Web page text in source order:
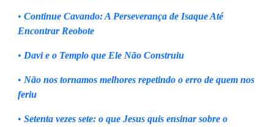
• Continue Cavando: A Perseverança de Isaque Até
Encontrar Reobote
• Davi e o Templo que Ele Não Construiu
• Não nos tornamos melhores repetindo o erro de quem nos
feriu
• Setenta vezes sete: o que Jesus quis ensinar sobre o